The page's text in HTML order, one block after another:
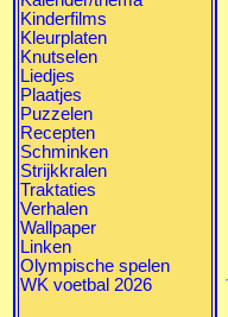
Kinderfilms
Kleurplaten
Knutselen
Liedjes
Plaatjes
Puzzelen
Recepten
Schminken
Strijkkralen
Traktaties
Verhalen
Wallpaper
Linken
Olympische spelen
WK voetbal 2026